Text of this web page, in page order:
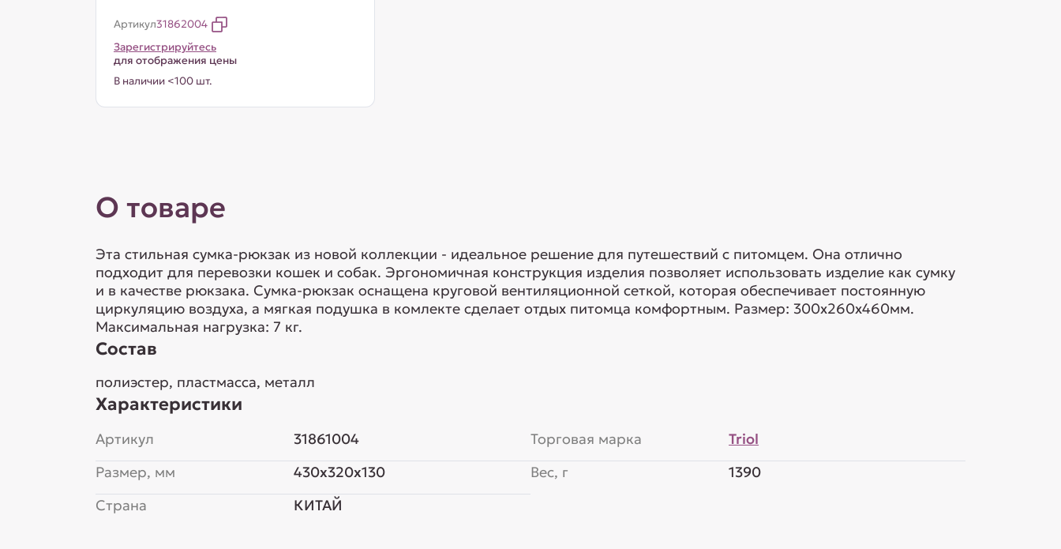
Артикул31862004
Зарегистрируйтесь
для отображения цены
В наличии <100 шт.
О товаре
Эта стильная сумка-рюкзак из новой коллекции - идеальное решение для путешествий с питомцем. Она отлично
подходит для перевозки кошек и собак. Эргономичная конструкция изделия позволяет использовать изделие как сумку
и в качестве рюкзака. Сумка-рюкзак оснащена круговой вентиляционной сеткой, которая обеспечивает постоянную
циркуляцию воздуха, а мягкая подушка в комлекте сделает отдых питомца комфортным. Размер: 300х260х460мм.
Максимальная нагрузка: 7 кг.
Состав
полиэстер, пластмасса, металл
Характеристики
Артикул
31861004
Размер, мм
430x320x130
Страна
КИТАЙ
Торговая марка
Triol
Вес, г
1390